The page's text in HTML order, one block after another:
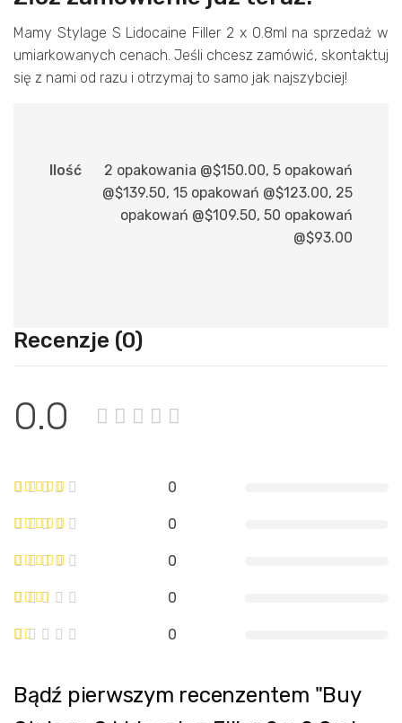
Mamy Stylage S Lidocaine Filler 2 x 0.8ml na sprzedaż w
umiarkowanych cenach. Jeśli chcesz zamówić, skontaktuj
się z nami od razu i otrzymaj to samo jak najszybciej!
Ilość
2 opakowania @$150.00, 5 opakowań
@$139.50, 15 opakowań @$123.00, 25
opakowań @$109.50, 50 opakowań
@$93.00
Recenzje (0)
0.0
0
0
0
0
0
Bądź pierwszym recenzentem "Buy